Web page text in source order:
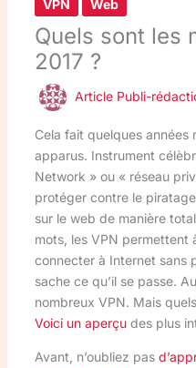
VPN Web
Quels sont les
2017 ?
Article Publi-
Cela fait quelques années
apparus. Instrument
Network » ou « réseau
protéger contre le
sur le web de manière
mots, les VPN permettent
connecter à Internet sans
sache ce qu’il se passe.
nombreux VPN. Mais
Voici un aperçudes plus
Avant, n’oubliez pas